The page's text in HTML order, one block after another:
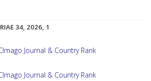
34, 2026, 1